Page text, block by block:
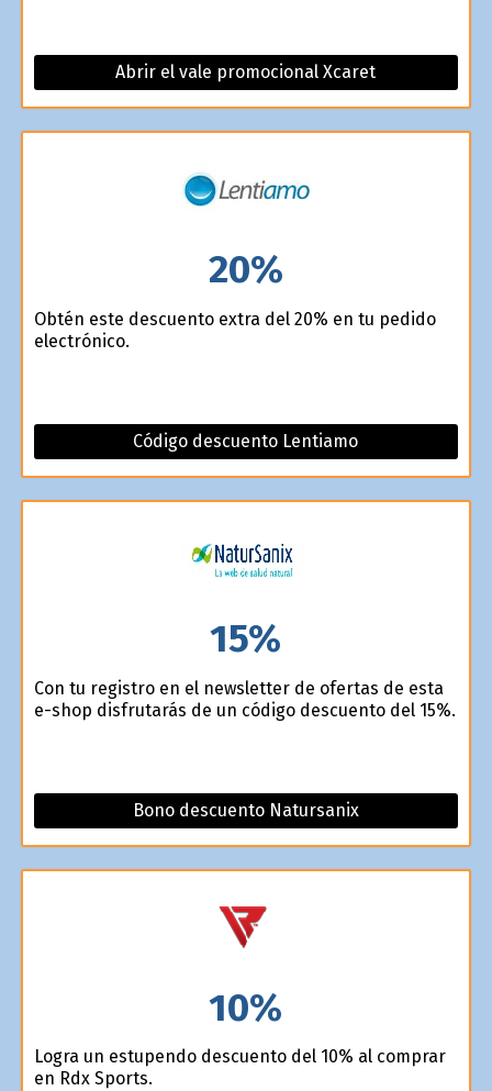
Abrir el vale promocional Xcaret
20%
Obtén este descuento extra del 20% en tu pedido
electrónico.
Código descuento Lentiamo
15%
Con tu registro en el newsletter de ofertas de esta
e-shop disfrutarás de un código descuento del 15%.
Bono descuento Natursanix
10%
Logra un estupendo descuento del 10% al comprar
en Rdx Sports.